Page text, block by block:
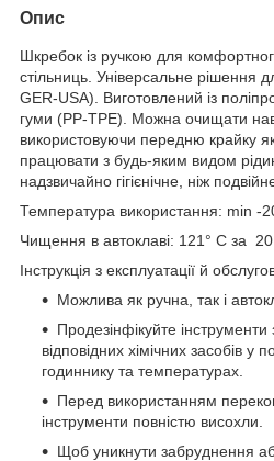
Опис
Шкребок із ручкою для
стільниць. Універсальне рішення
GER-USA). Виготовлений із
гуми (PP-TPE). Можна очищати
використовуючи передню крайку
працювати з будь-яким видом
надзвичайно гігієнічне, ніж
Температура використання: min -
Чищення в автоклаві: 121° C за
Інструкція з експлуатації й
Можлива як ручна, так і
Продезінфікуйте
відповідних хімічних засобів у
годиннику та температурах.
Перед використанням
інструменти повністю висохли.
Щоб уникнути забруднення